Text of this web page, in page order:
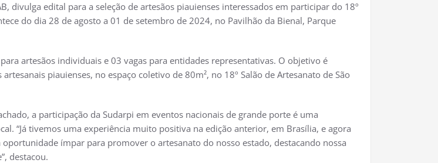
divulga edital para a seleção de artesãos piauienses interessados em participar do 18º
do dia 28 de agosto a 01 de setembro de 2024, no Pavilhão da Bienal, Parque
artesãos individuais e 03 vagas para entidades representativas. O objetivo é
piauienses, no espaço coletivo de 80m², no 18º Salão de Artesanato de São
a participação da Sudarpi em eventos nacionais de grande porte é uma
“Já tivemos uma experiência muito positiva na edição anterior, em Brasília, e agora
ímpar para promover o artesanato do nosso estado, destacando nossa
destacou.